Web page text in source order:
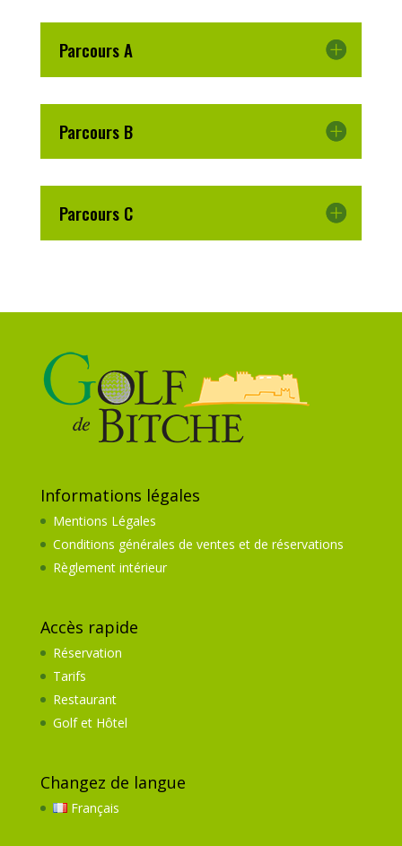
Parcours A
Parcours B
Parcours C
Informations légales
Mentions Légales
Conditions générales de ventes et de réservations
Règlement intérieur
Accès rapide
Réservation
Tarifs
Restaurant
Golf et Hôtel
Changez de langue
Français